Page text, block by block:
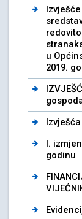
u
2019.
I.
godinu